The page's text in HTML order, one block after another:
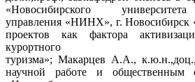
«Новосибирского
управления «НИНХ», г. Новосибирск
проектов как фактора
курортного
туризма»; Макарцев А.А.,
научной работе и